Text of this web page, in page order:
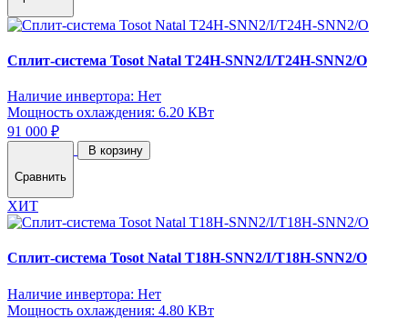
Сплит-система Tosot Natal T24H-SNN2/I/T24H-SNN2/O
Наличие инвертора: Нет
Мощность охлаждения: 6.20 КВт
91 000 ₽
Сравнить
В корзину
ХИТ
Сплит-система Tosot Natal T18H-SNN2/I/T18H-SNN2/O
Наличие инвертора: Нет
Мощность охлаждения: 4.80 КВт